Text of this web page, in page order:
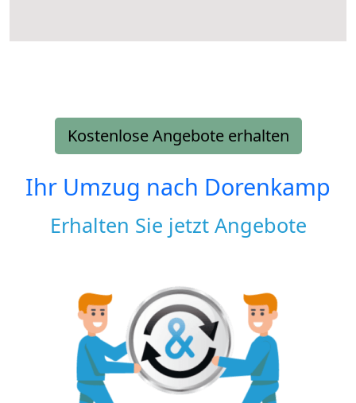
Kostenlose Angebote erhalten
Ihr Umzug nach Dorenkamp
Erhalten Sie jetzt Angebote